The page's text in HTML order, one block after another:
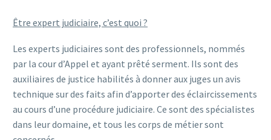
Être expert judiciaire, c’est quoi ?
Les experts judiciaires sont des professionnels, nommés
par la cour d’Appel et ayant prêté serment. Ils sont des
auxiliaires de justice habilités à donner aux juges un avis
technique sur des faits afin d’apporter des éclaircissements
au cours d’une procédure judiciaire. Ce sont des spécialistes
dans leur domaine, et tous les corps de métier sont